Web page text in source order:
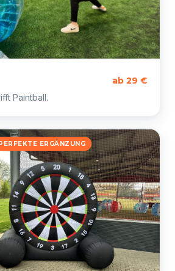
ab 29 €
Paintball.
ERGÄNZUNG